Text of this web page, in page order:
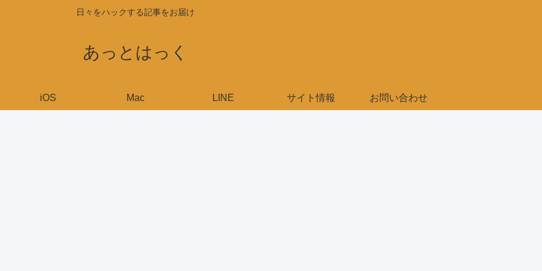
日々をハックする記事をお届け
あっとはっく
iOS Mac LINE サイト情報 お問い合わせ